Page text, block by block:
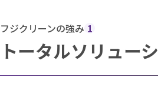
フジクリーンの強み 1
トータルソリュー